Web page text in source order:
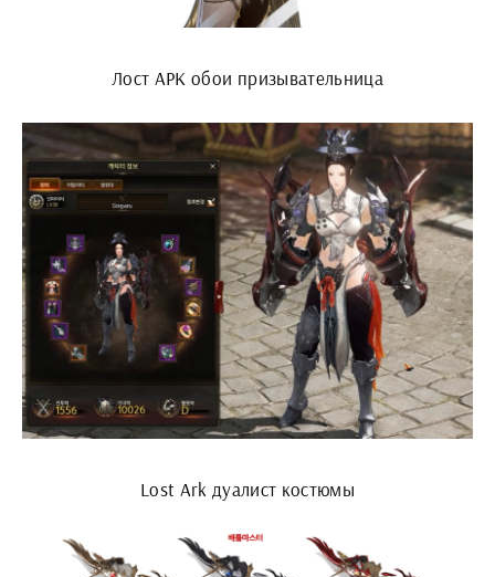
Лост АРК обои призывательница
Lost Ark дуалист костюмы